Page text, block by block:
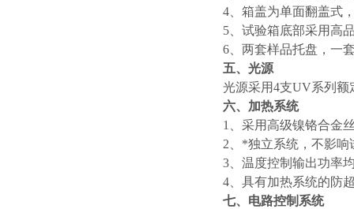
4、箱盖为单面翻盖式
5、试验箱底部采用高
6、两套样品托盘，一
五、光源
光源采用4支UV系列额
六、加热系统
1、采用高级镍铬合金
2、*独立系统，不影响
3、温度控制输出功率
4、具有加热系统的防
七、电路控制系统